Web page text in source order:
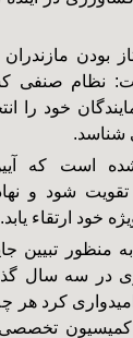
بودن
نظام صنفی
خود را
شناسد.
است که
شود و
خود ارتقاء‌ یابد.
به منظور تبیین
در سه سال
کرد هر
تخصصی